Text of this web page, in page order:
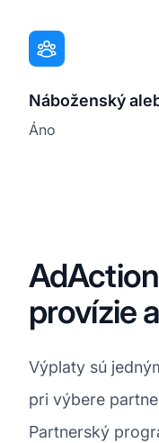
Náboženský
Áno
provízie
Výplaty sú
pri výbere
Partnerský